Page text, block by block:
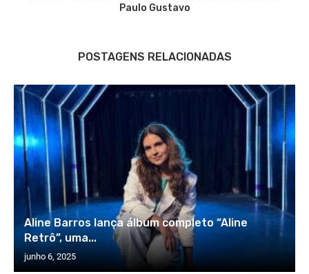
Paulo Gustavo
POSTAGENS RELACIONADAS
Aline Barros lança álbum completo “Aline
Retrô”, uma...
junho 6, 2025